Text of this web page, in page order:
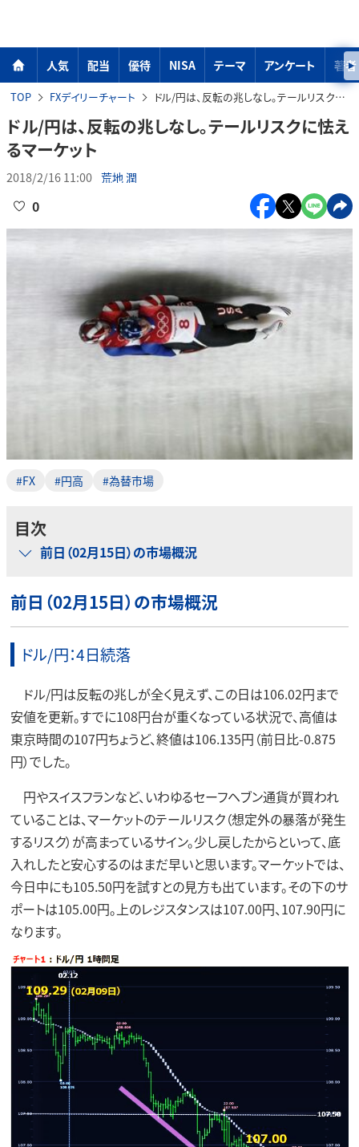
人気 配当 優待 NISA テーマ アンケート 著者
TOP FXデイリーチャート ドル/円は、反転の兆しなし。テールリスクに怯えるマーケット
ドル/円は、反転の兆しなし。テールリスクに怯え
るマーケット
2018/2/16 11:00 荒地 潤
0
#FX #円高 #為替市場
目次
前日（02月15日）の市場概況
前日（02月15日）の市場概況
ドル/円：4日続落
ドル/円は反転の兆しが全く見えず、この日は106.02円まで
安値を更新。すでに108円台が重くなっている状況で、高値は
東京時間の107円ちょうど、終値は106.135円（前日比-0.875
円）でした。
円やスイスフランなど、いわゆるセーフヘブン通貨が買われ
ていることは、マーケットのテールリスク（想定外の暴落が発生
するリスク）が高まっているサイン。少し戻したからといって、底
入れしたと安心するのはまだ早いと思います。マーケットでは、
今日中にも105.50円を試すとの見方も出ています。その下のサ
ポートは105.00円。上のレジスタンスは107.00円、107.90円に
なります。